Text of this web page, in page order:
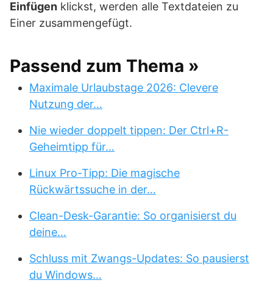
Einfügen klickst, werden alle Textdateien zu
Einer zusammengefügt.
Passend zum Thema »
Maximale Urlaubstage 2026: Clevere
Nutzung der…
Nie wieder doppelt tippen: Der Ctrl+R-
Geheimtipp für…
Linux Pro-Tipp: Die magische
Rückwärtssuche in der…
Clean-Desk-Garantie: So organisierst du
deine…
Schluss mit Zwangs-Updates: So pausierst
du Windows…